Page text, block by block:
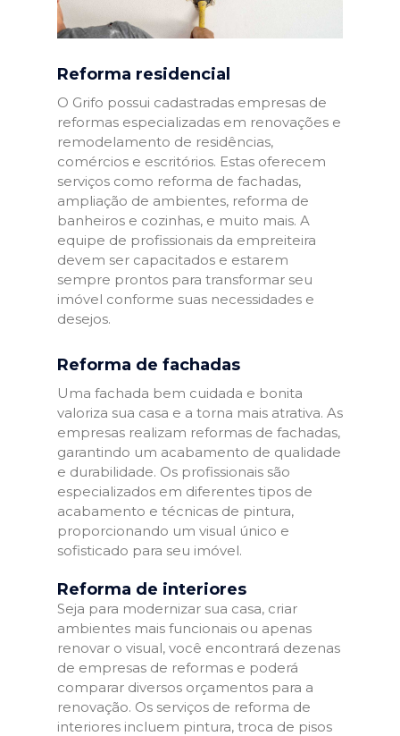
Reforma residencial
O Grifo possui cadastradas empresas de
reformas especializadas em renovações e
remodelamento de residências,
comércios e escritórios. Estas oferecem
serviços como reforma de fachadas,
ampliação de ambientes, reforma de
banheiros e cozinhas, e muito mais. A
equipe de profissionais da empreiteira
devem ser capacitados e estarem
sempre prontos para transformar seu
imóvel conforme suas necessidades e
desejos.
Reforma de fachadas
Uma fachada bem cuidada e bonita
valoriza sua casa e a torna mais atrativa. As
empresas realizam reformas de fachadas,
garantindo um acabamento de qualidade
e durabilidade. Os profissionais são
especializados em diferentes tipos de
acabamento e técnicas de pintura,
proporcionando um visual único e
sofisticado para seu imóvel.
Reforma de interiores
Seja para modernizar sua casa, criar
ambientes mais funcionais ou apenas
renovar o visual, você encontrará dezenas
de empresas de reformas e poderá
comparar diversos orçamentos para a
renovação. Os serviços de reforma de
interiores incluem pintura, troca de pisos